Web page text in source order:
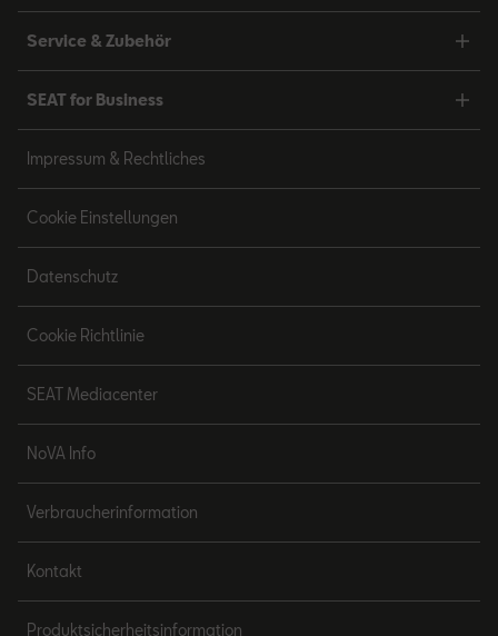
Service & Zubehör
SEAT for Business
Impressum & Rechtliches
Cookie Einstellungen
Datenschutz
Cookie Richtlinie
SEAT Mediacenter
NoVA Info
Verbraucherinformation
Kontakt
Produktsicherheitsinformation